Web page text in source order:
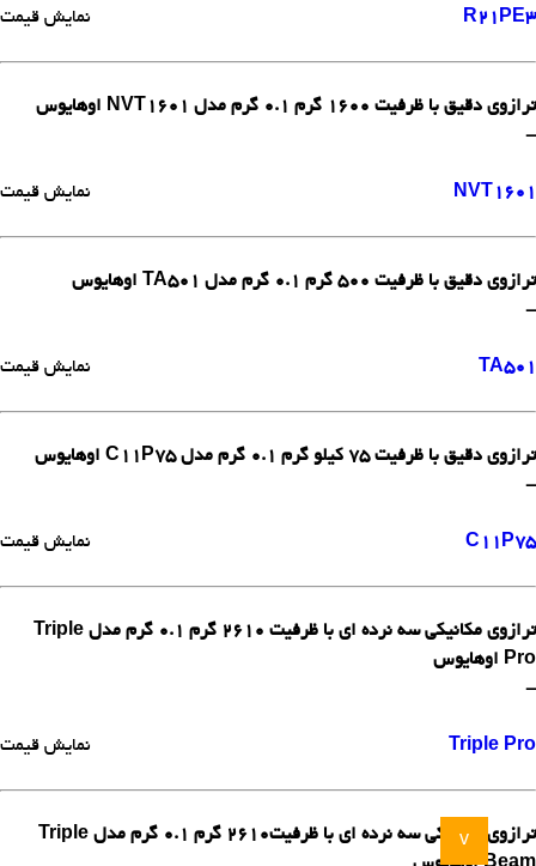
v
R21PE3 نمایش قیمت
ترازوی دقیق با ظرفیت 1600 گرم 0.1 گرم مدل NVT1601 اوهایوس
-
NVT1601 نمایش قیمت
ترازوی دقیق با ظرفیت 500 گرم 0.1 گرم مدل TA501 اوهایوس
-
TA501 نمایش قیمت
ترازوی دقیق با ظرفیت 75 کیلو گرم 0.1 گرم مدل C11P75 اوهایوس
-
C11P75 نمایش قیمت
ترازوی مکانیکی سه نرده ای با ظرفیت 2610 گرم 0.1 گرم مدل Triple
Pro اوهایوس
-
Triple Pro نمایش قیمت
ترازوی مکانیکی سه نرده ای با ظرفیت2610 گرم 0.1 گرم مدل Triple